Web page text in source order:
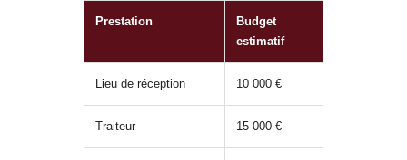
Prestation
Budget
estimatif
Lieu de réception 10 000 €
Traiteur 15 000 €